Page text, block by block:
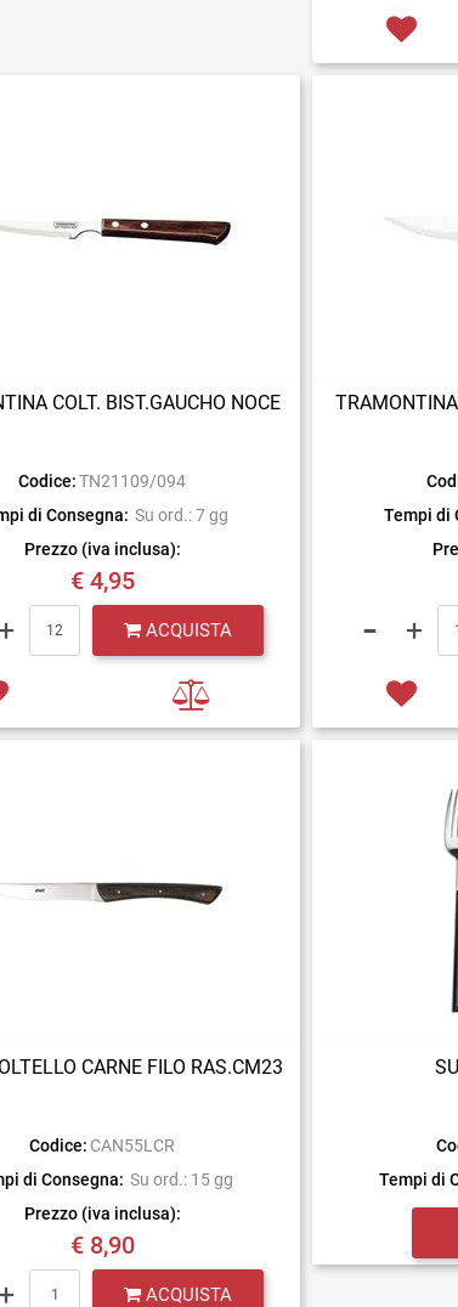
COLT. BIST.GAUCHO NOCE
Codice: TN21109/094
di Consegna: Su ord.: 7 gg
Prezzo (iva inclusa):
€ 4,95
ACQUISTA
Tempi di
CARNE FILO RAS.CM23
Codice: CAN55LCR
di Consegna: Su ord.: 15 gg
Prezzo (iva inclusa):
€ 8,90
ACQUISTA
Tempi di